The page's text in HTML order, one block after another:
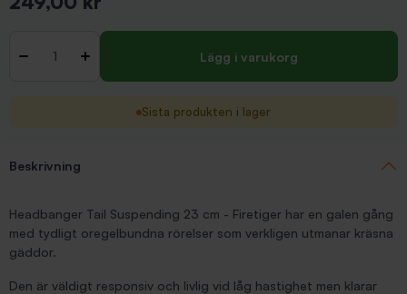
- + Lägg i varukorg
Sista produkten i lager
Beskrivning
Headbanger Tail Suspending 23 cm - Firetiger har en galen gång
med tydligt oregelbundna rörelser som verkligen utmanar kräsna
gäddor.
Den är väldigt responsiv och livlig vid låg hastighet men klarar